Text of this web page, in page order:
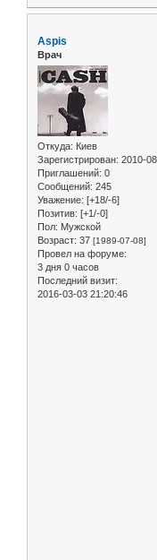
Aspis
Врач
Откуда: Киев
Зарегистрирован: 2010-
Приглашений: 0
Сообщений: 245
Уважение: [+18/-6]
Позитив: [+1/-0]
Пол: Мужской
Возраст: 37 [1989-07-08]
Провел на форуме:
3 дня 0 часов
Последний визит:
2016-03-03 21:20:46